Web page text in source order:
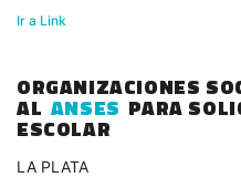
Ir a Link
ORGANIZACIONES
AL ANSES PARA
ESCOLAR
LA PLATA